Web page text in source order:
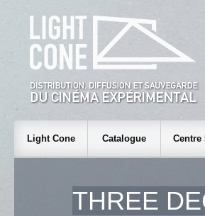
Light Cone Catalogue Centre
THREE